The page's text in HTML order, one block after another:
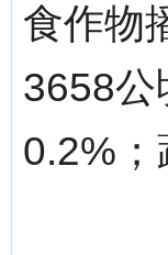
食作物
3658公
0.2%